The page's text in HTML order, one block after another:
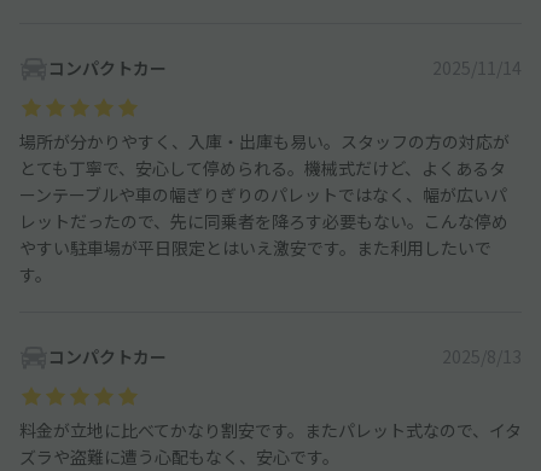
コンパクトカー 2025/11/14
場所が分かりやすく、入庫・出庫も易い。スタッフの方の対応が
とても丁寧で、安心して停められる。機械式だけど、よくあるタ
ーンテーブルや車の幅ぎりぎりのパレットではなく、幅が広いパ
レットだったので、先に同乗者を降ろす必要もない。こんな停め
やすい駐車場が平日限定とはいえ激安です。また利用したいで
す。
コンパクトカー 2025/8/13
料金が立地に比べてかなり割安です。またパレット式なので、イタ
ズラや盗難に遭う心配もなく、安心です。